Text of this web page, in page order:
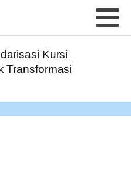
Kursi
Transformasi